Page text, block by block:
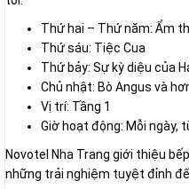
Thứ hai – Thứ năm: Ẩm
Thứ sáu: Tiệc Cua
Thứ bảy: Sự kỳ diệu của
Chủ nhật: Bò Angus và
Vị trí: Tầng 1
Giờ hoạt động: Mỗi ngày,
Novotel Nha Trang giới thiệu
những trải nghiệm tuyệt đỉnh